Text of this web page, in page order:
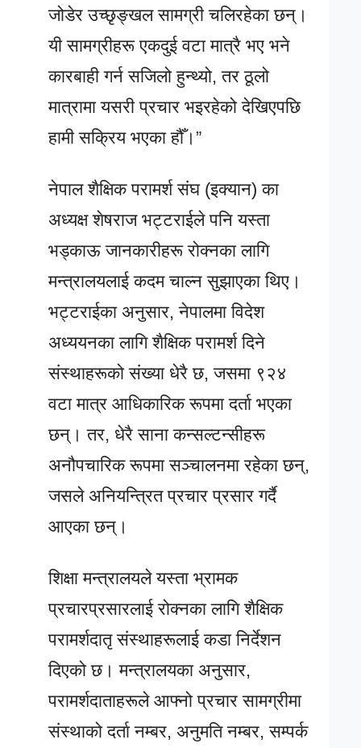
जोडेर उच्छृङ्खल सामग्री चलिरहेका छन्।
यी सामग्रीहरू एकदुई वटा मात्रै भए भने
कारबाही गर्न सजिलो हुन्थ्यो, तर ठूलो
मात्रामा यसरी प्रचार भइरहेको देखिएपछि
हामी सक्रिय भएका हौँ।”
नेपाल शैक्षिक परामर्श संघ (इक्यान) का
अध्यक्ष शेषराज भट्टराईले पनि यस्ता
भड्काऊ जानकारीहरू रोक्नका लागि
मन्त्रालयलाई कदम चाल्न सुझाएका थिए।
भट्टराईका अनुसार, नेपालमा विदेश
अध्ययनका लागि शैक्षिक परामर्श दिने
संस्थाहरूको संख्या धेरै छ, जसमा ९२४
वटा मात्र आधिकारिक रूपमा दर्ता भएका
छन्। तर, धेरै साना कन्सल्टन्सीहरू
अनौपचारिक रूपमा सञ्चालनमा रहेका छन्,
जसले अनियन्त्रित प्रचार प्रसार गर्दै
आएका छन्।
शिक्षा मन्त्रालयले यस्ता भ्रामक
प्रचारप्रसारलाई रोक्नका लागि शैक्षिक
परामर्शदातृ संस्थाहरूलाई कडा निर्देशन
दिएको छ। मन्त्रालयका अनुसार,
परामर्शदाताहरूले आफ्नो प्रचार सामग्रीमा
संस्थाको दर्ता नम्बर, अनुमति नम्बर, सम्पर्क